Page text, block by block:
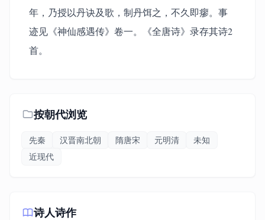
年，乃授以丹诀及歌，制丹饵之，不久即瘳。事
迹见《神仙感遇传》卷一。《全唐诗》录存其诗2
首。
按朝代浏览
先秦 汉晋南北朝 隋唐宋 元明清
未知
近现代
诗人诗作